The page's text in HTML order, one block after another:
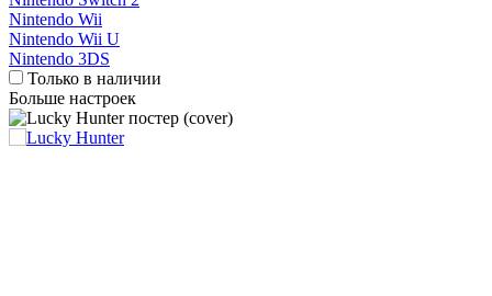
Nintendo Wii
Nintendo Wii U
Nintendo 3DS
Только в наличии
Больше настроек